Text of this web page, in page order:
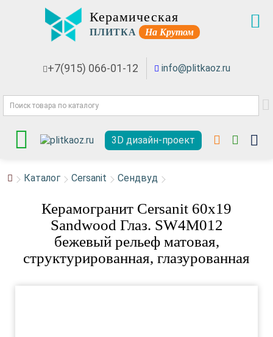
Керамическая
ПЛИТКА На Крутом
+7(915) 066-01-12 info@plitkaoz.ru
3D дизайн-проект
Каталог Cersanit Сендвуд
Керамогранит Cersanit 60x19
Sandwood Глаз. SW4M012
бежевый рельеф матовая,
структурированная, глазурованная